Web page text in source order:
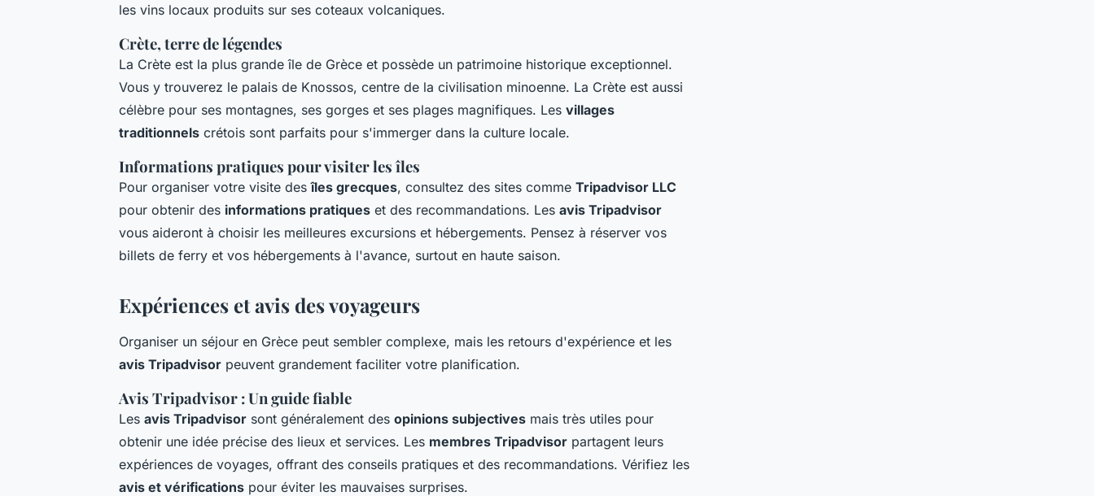
les vins locaux produits sur ses coteaux volcaniques.
Crète, terre de légendes
La Crète est la plus grande île de Grèce et possède un patrimoine historique exceptionnel.
Vous y trouverez le palais de Knossos, centre de la civilisation minoenne. La Crète est aussi
célèbre pour ses montagnes, ses gorges et ses plages magnifiques. Les villages
traditionnels crétois sont parfaits pour s'immerger dans la culture locale.
Informations pratiques pour visiter les îles
Pour organiser votre visite desîles grecques, consultez des sites comme Tripadvisor LLC
pour obtenir des informations pratiques et des recommandations. Les avis Tripadvisor
vous aideront à choisir les meilleures excursions et hébergements. Pensez à réserver vos
billets de ferry et vos hébergements à l'avance, surtout en haute saison.
Expériences et avis des voyageurs
Organiser un séjour en Grèce peut sembler complexe, mais les retours d'expérience et les
avis Tripadvisor peuvent grandement faciliter votre planification.
Avis Tripadvisor : Un guide fiable
Les avis Tripadvisor sont généralement des opinions subjectives mais très utiles pour
obtenir une idée précise des lieux et services. Les membres Tripadvisor partagent leurs
expériences de voyages, offrant des conseils pratiques et des recommandations. Vérifiez les
avis et vérifications pour éviter les mauvaises surprises.